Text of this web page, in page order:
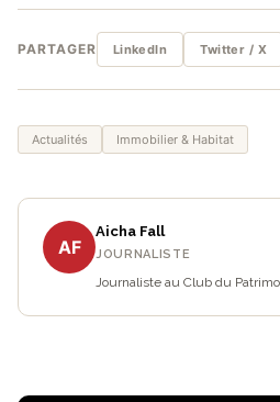
PARTAGER LinkedIn Twitter / X
Actualités Immobilier & Habitat
AF
Aicha Fall
JOURNALISTE
Journaliste au Club du